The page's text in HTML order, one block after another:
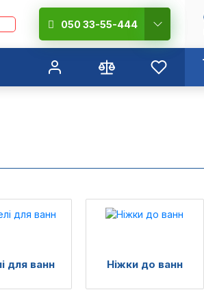
050 33-55-444
для ванн Ніжки до ванн